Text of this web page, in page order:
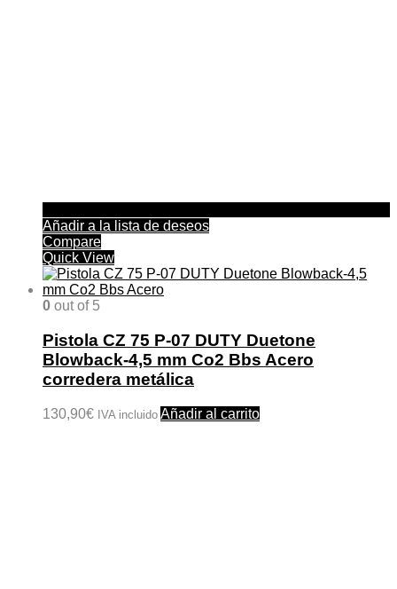
Añadir a la lista de deseos
Compare
Quick View
0 out of 5
Pistola CZ 75 P-07 DUTY Duetone
Blowback-4,5 mm Co2 Bbs Acero
corredera metálica
130,90€ IVA incluido Añadir al carrito